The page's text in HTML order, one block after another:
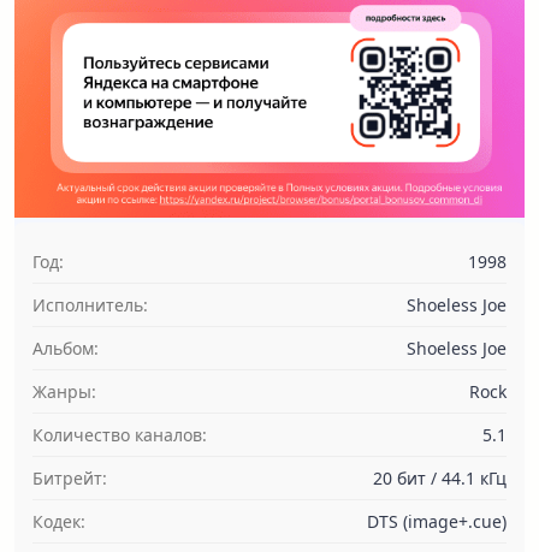
Год:
1998
Исполнитель:
Shoeless Joe
Альбом:
Shoeless Joe
Жанры:
Rock
Количество каналов:
5.1
Битрейт:
20 бит / 44.1 кГц
Кодек:
DTS (image+.cue)